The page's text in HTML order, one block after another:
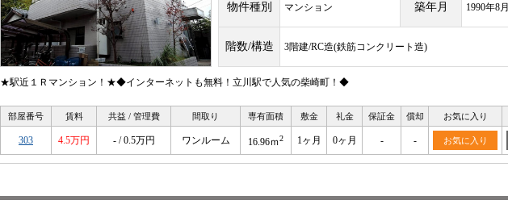
物件種別 マンション 築年月 1990年8月
階数/構造 3階建/RC造(鉄筋コンクリート造)
★駅近１Ｒマンション！★◆インターネットも無料！立川駅で人気の柴崎町！◆
部屋番号 賃料 共益 / 管理費 間取り 専有面積 敷金 礼金 保証金 償却 お気に入り
303 4.5万円 - / 0.5万円 ワンルーム 16.96ｍ2 1ヶ月 0ヶ月 - - お気に入り